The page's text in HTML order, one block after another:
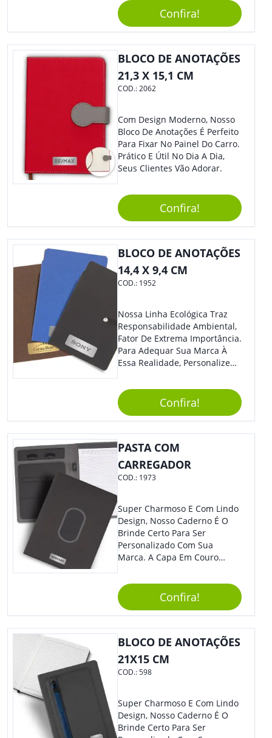
Empresa Em Eventos,
Reuniões Corporativas Ou Até
Mesmo Para Presentear
Colaboradores.
Confira!
BLOCO DE ANOTAÇÕES
21,3 X 15,1 CM
COD.:2062
Com Design Moderno, Nosso
Bloco De Anotações É Perfeito
Para Fixar No Painel Do Carro.
Prático E Útil No Dia A Dia,
Seus Clientes Vão Adorar.
Confira!
BLOCO DE ANOTAÇÕES
14,4 X 9,4 CM
COD.: 1952
Nossa Linha Ecológica Traz
Responsabilidade Ambiental,
Fator De Extrema Importância.
Para Adequar Sua Marca À
Essa Realidade, Personalize
Anotações Com Post-It E
Caneta. Elaborado A Partir De
Material Reciclado, O Brinde
Também É Prático, Tornando-
Se Assim Excelente Para Uso
Cotidiano. Perfeito, Não É?!
Confira!
PASTA COM
CARREGADOR
COD.: 1973
Super Charmoso E Com Lindo
Design, Nosso Caderno É O
Brinde Certo Para Ser
Personalizado Com Sua
Marca. A Capa Em Couro
Elástico Permite Maior
Segurança Ao Carregá-Lo.
Ofereça A Seus Clientes E
Colaboradores, Sem Dúvidas
Eles Irão Adorar.
Confira!
BLOCO DE ANOTAÇÕES
21X15 CM
COD.:598
Super Charmoso E Com Lindo
Design, Nosso Caderno É O
Brinde Certo Para Ser